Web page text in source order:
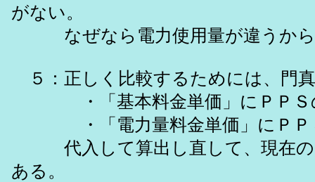
がない。
なぜなら電力使用量が違うか
５：正しく比較するためには、門
・「基本料金単価」にＰＰＳの
・「電力量料金単価」にＰＰＳ
代入して算出し直して、現在の
ある。